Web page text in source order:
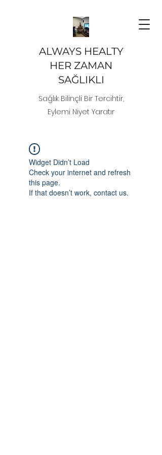
ALWAYS HEALTY
HER ZAMAN
SAĞLIKLI
Sağlık Bilinçli Bir Tercihtir,
Eylemi Niyet Yaratır
Widget Didn’t Load
Check your internet and refresh
this page.
If that doesn’t work, contact us.